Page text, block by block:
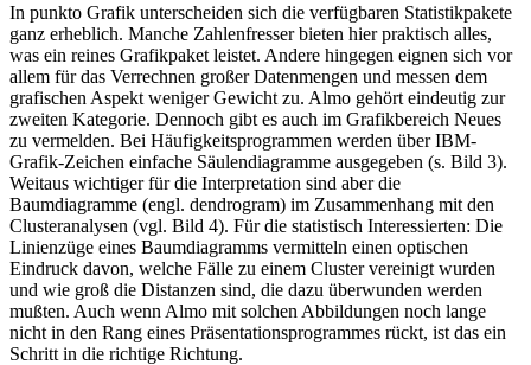
In punkto Grafik unterscheiden sich die verfügbaren Statistikpakete
ganz erheblich. Manche Zahlenfresser bieten hier praktisch alles,
was ein reines Grafikpaket leistet. Andere hingegen eignen sich vor
allem für das Verrechnen großer Datenmengen und messen dem
grafischen Aspekt weniger Gewicht zu. Almo gehört eindeutig zur
zweiten Kategorie. Dennoch gibt es auch im Grafikbereich Neues
zu vermelden. Bei Häufigkeitsprogrammen werden über IBM-
Grafik-Zeichen einfache Säulendiagramme ausgegeben (s. Bild 3).
Weitaus wichtiger für die Interpretation sind aber die
Baumdiagramme (engl. dendrogram) im Zusammenhang mit den
Clusteranalysen (vgl. Bild 4). Für die statistisch Interessierten: Die
Linienzüge eines Baumdiagramms vermitteln einen optischen
Eindruck davon, welche Fälle zu einem Cluster vereinigt wurden
und wie groß die Distanzen sind, die dazu überwunden werden
mußten. Auch wenn Almo mit solchen Abbildungen noch lange
nicht in den Rang eines Präsentationsprogrammes rückt, ist das ein
Schritt in die richtige Richtung.